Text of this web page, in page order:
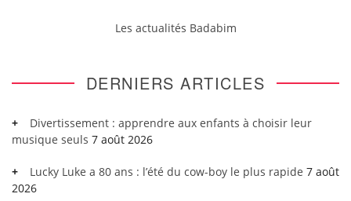
Les actualités Badabim
DERNIERS ARTICLES
Divertissement : apprendre aux enfants à choisir leur
musique seuls 7 août 2026
Lucky Luke a 80 ans : l’été du cow-boy le plus rapide 7 août
2026